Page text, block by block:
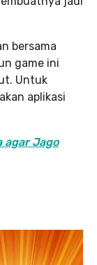
bersama
game ini
Untuk
aplikasi
agar Jago